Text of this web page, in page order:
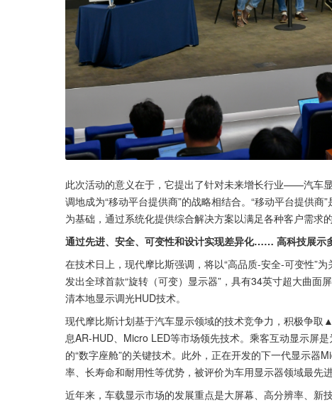
此次活动的意义在于，它提出了针对未来增长行业——汽车
调地成为“移动平台提供商”的战略相结合。“移动平台提供
为基础，通过系统化提供综合解决方案以满足各种客户需求
通过先进、安全、可变性和设计实现差异化…… 高科技展示
在技术日上，现代摩比斯强调，将以“高品质-安全-可变性”
发出全球首款“旋转（可变）显示器”，具有34英寸超大曲面
清本地显示调光HUD技术。
现代摩比斯计划基于汽车显示领域的技术竞争力，积极争
息AR-HUD、Micro LED等市场领先技术。乘客互动显示屏
的“数字座舱”的关键技术。此外，正在开发的下一代显示
率、长寿命和耐用性等优势，被评价为车用显示器领域最先
近年来，车载显示市场的发展重点是大屏幕、高分辨率、新